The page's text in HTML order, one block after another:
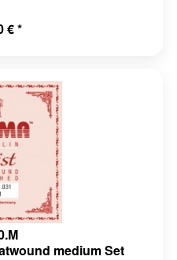
€ *
medium Set